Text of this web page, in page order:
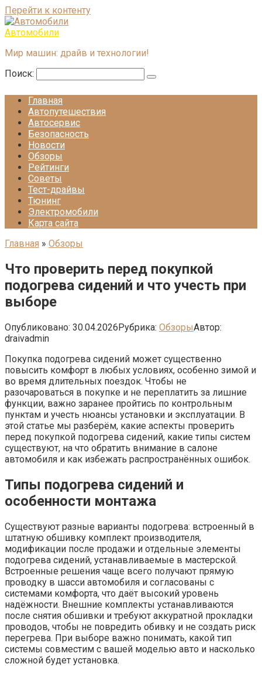
Перейти к контенту
Автомобили
Мир машин: драйв и технологии!
Поиск:
Главная
Автопутешествия
Автосервис
Безопасность
Новости
Обзоры
Рейтинги
Советы
Тест-драйвы
Тюнинг
Электромобили
Карта сайта
Главная » Обзоры
Что проверить перед покупкой
подогрева сидений и что учесть при
выборе
Опубликовано: 30.04.2026Рубрика: ОбзорыАвтор:
draivadmin
Покупка подогрева сидений может существенно
повысить комфорт в любых условиях, особенно зимой и
во время длительных поездок. Чтобы не
разочароваться в покупке и не переплатить за лишние
функции, важно заранее пройтись по контрольным
пунктам и учесть нюансы установки и эксплуатации. В
этой статье мы разберём, какие аспекты проверить
перед покупкой подогрева сидений, какие типы систем
существуют, на что обратить внимание в салоне
автомобиля и как избежать распространённых ошибок.
Типы подогрева сидений и
особенности монтажа
Существуют разные варианты подогрева: встроенный в
штатную обшивку комплект производителя,
модификации после продажи и отдельные элементы
подогрева сидений, устанавливаемые в мастерской.
Встроенные решения чаще всего получают прямую
проводку в шасси автомобиля и согласованы с
системами комфорта, что даёт высокий уровень
надёжности. Внешние комплекты устанавливаются
после снятия обшивки и требуют аккуратной прокладки
проводов, чтобы не повредить обивку и не создать риск
перегрева. При выборе важно понимать, какой тип
системы совместим с вашей моделью авто и насколько
сложной будет установка.